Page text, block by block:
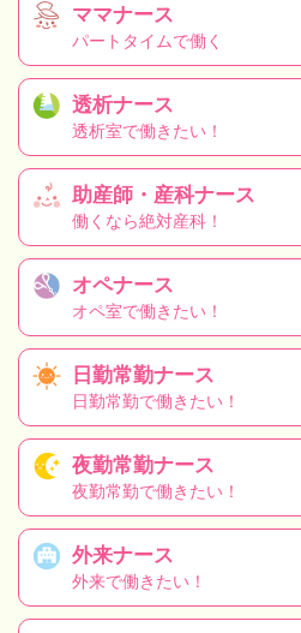
ママナース
パートタイムで働く
透析ナース
透析室で働きたい！
助産師・産科ナース
働くなら絶対産科！
オペナース
オペ室で働きたい！
日勤常勤ナース
日勤常勤で働きたい！
夜勤常勤ナース
夜勤常勤で働きたい！
外来ナース
外来で働きたい！